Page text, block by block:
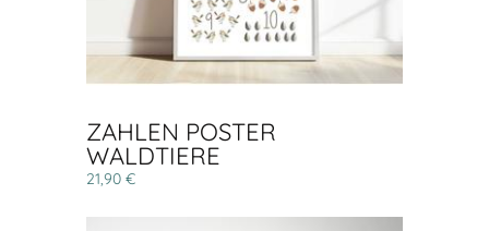
ZAHLEN POSTER
WALDTIERE
21,90 €